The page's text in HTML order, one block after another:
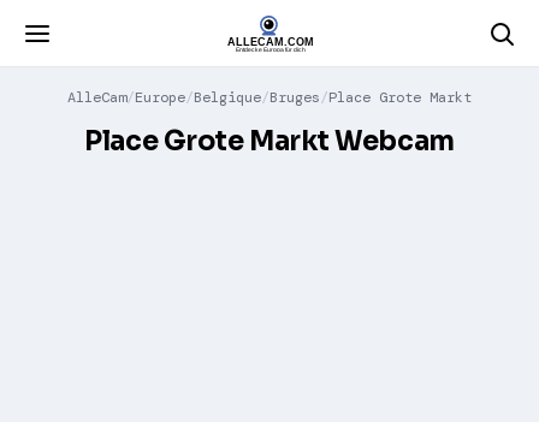
AlleCam Europe Belgique Bruges Place Grote Markt
Place Grote Markt Webcam